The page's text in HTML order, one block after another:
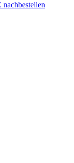
nachbestellen